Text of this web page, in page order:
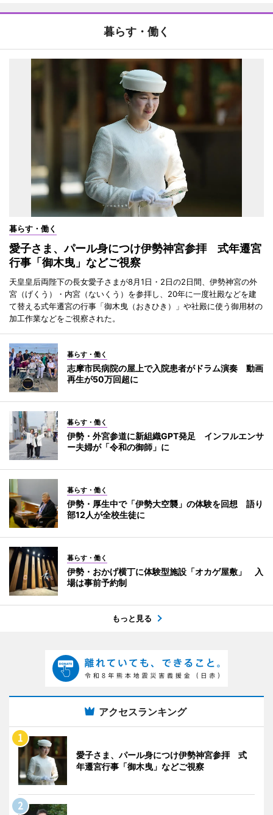
暮らす・働く
暮らす・働く
愛子さま、パール身につけ伊勢神宮参拝 式年遷宮
行事「御木曳」などご視察
天皇皇后両陛下の長女愛子さまが8月1日・2日の2日間、伊勢神宮の外
宮（げくう）・内宮（ないくう）を参拝し、20年に一度社殿などを建
て替える式年遷宮の行事「御木曳（おきひき）」や社殿に使う御用材の
加工作業などをご視察された。
暮らす・働く
志摩市民病院の屋上で入院患者がドラム演奏 動画
再生が50万回超に
暮らす・働く
伊勢・外宮参道に新組織GPT発足 インフルエンサ
ー夫婦が「令和の御師」に
暮らす・働く
伊勢・厚生中で「伊勢大空襲」の体験を回想 語り
部12人が全校生徒に
暮らす・働く
伊勢・おかげ横丁に体験型施設「オカゲ屋敷」 入
場は事前予約制
もっと見る
アクセスランキング
愛子さま、パール身につけ伊勢神宮参拝 式
年遷宮行事「御木曳」などご視察